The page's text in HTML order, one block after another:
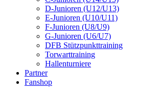
D-Junioren (U12/U13)
E-Junioren (U10/U11)
F-Junioren (U8/U9)
G-Junioren (U6/U7)
DFB Stützpunkttraining
Torwarttraining
Hallenturniere
Partner
Fanshop